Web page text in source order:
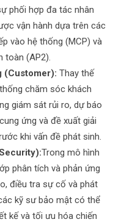
phối hợp đa tác nhân
vận hành dựa trên các
vào hệ thống (MCP) và
toàn (AP2).
(Customer): Thay thế
chăm sóc khách
giám sát rủi ro, dự báo
ứng và đề xuất giải
khi vấn đề phát sinh.
Trong mô hình
phân tích và phản ứng
điều tra sự cố và phát
kỹ sư bảo mật có thể
kế và tối ưu hóa chiến